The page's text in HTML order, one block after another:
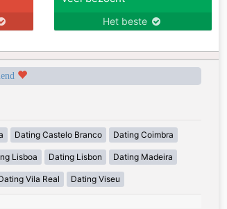
Het beste
Dating Castelo Branco Dating Coimbra
Lisboa Dating Lisbon Dating Madeira
Vila Real Dating Viseu